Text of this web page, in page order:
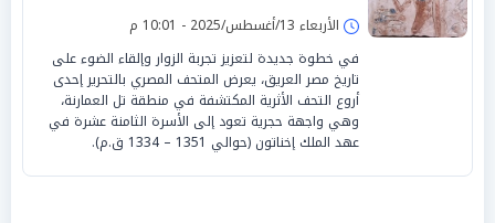
الأربعاء 13/أغسطس/2025 - 10:01 م
في خطوة جديدة لتعزيز تجربة الزوار وإلقاء الضوء على
تاريخ مصر العريق، يعرض المتحف المصري بالتحرير إحدى
أروع التحف الأثرية المكتشفة في منطقة تل العمارنة،
وهي واجهة حجرية تعود إلى الأسرة الثامنة عشرة في
عهد الملك إخناتون (حوالي 1351 – 1334 ق.م).